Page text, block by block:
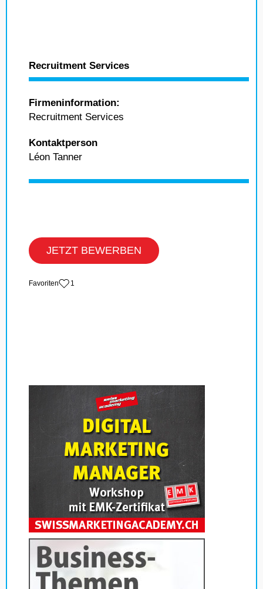
Recruitment Services
Firmeninformation:
Recruitment Services
Kontaktperson
Léon Tanner
JETZT BEWERBEN
‏Favoriten 1